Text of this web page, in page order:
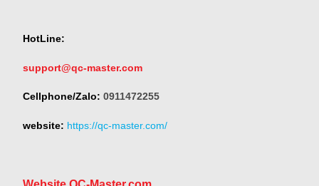
HotLine:
support@qc-master.com
Cellphone/Zalo: 0911472255
website: https://qc-master.com/